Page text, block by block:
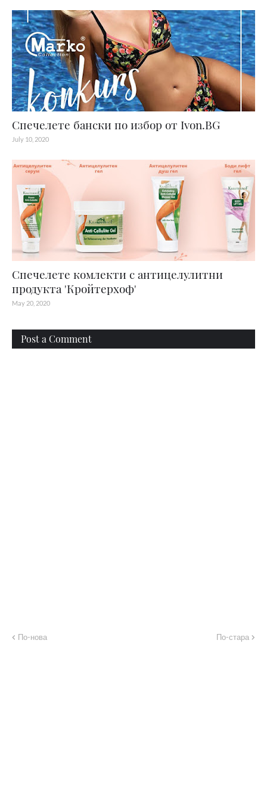
Спечелете бански по избор от Ivon.BG
July 10, 2020
Спечелете комлекти с антицелулитни
продукта 'Кройтерхоф'
May 20, 2020
Post a Comment
По-нова По-стара